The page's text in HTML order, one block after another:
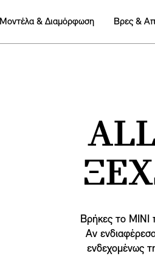
Mοντέλα & Διαμόρφωση Βρες &
Βρήκες το MINI
Αν
ενδεχομένως